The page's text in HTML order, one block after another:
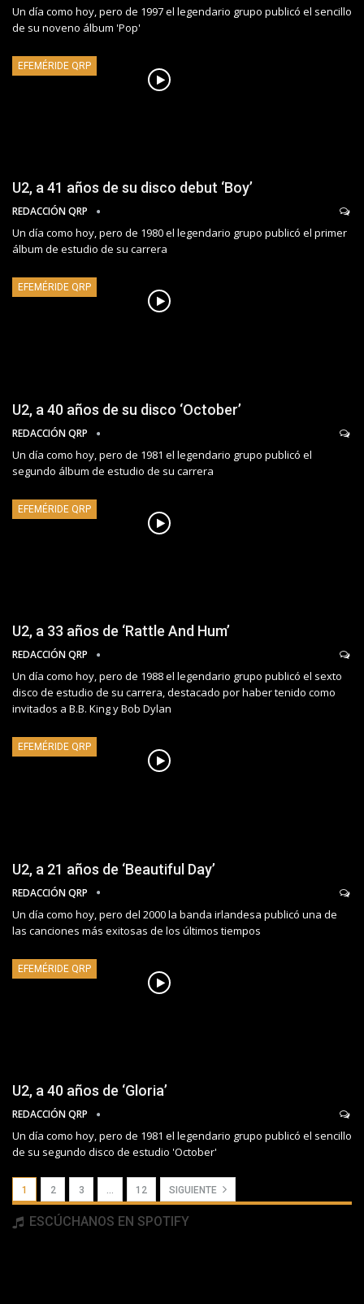
Un día como hoy, pero de 1997 el legendario grupo publicó el sencillo
de su noveno álbum 'Pop'
EFEMÉRIDE QRP
U2, a 41 años de su disco debut ‘Boy’
REDACCIÓN QRP
Un día como hoy, pero de 1980 el legendario grupo publicó el primer
álbum de estudio de su carrera
EFEMÉRIDE QRP
U2, a 40 años de su disco ‘October’
REDACCIÓN QRP
Un día como hoy, pero de 1981 el legendario grupo publicó el
segundo álbum de estudio de su carrera
EFEMÉRIDE QRP
U2, a 33 años de ‘Rattle And Hum’
REDACCIÓN QRP
Un día como hoy, pero de 1988 el legendario grupo publicó el sexto
disco de estudio de su carrera, destacado por haber tenido como
invitados a B.B. King y Bob Dylan
EFEMÉRIDE QRP
U2, a 21 años de ‘Beautiful Day’
REDACCIÓN QRP
Un día como hoy, pero del 2000 la banda irlandesa publicó una de
las canciones más exitosas de los últimos tiempos
EFEMÉRIDE QRP
U2, a 40 años de ‘Gloria’
REDACCIÓN QRP
Un día como hoy, pero de 1981 el legendario grupo publicó el sencillo
de su segundo disco de estudio 'October'
1 2 3 … 12 SIGUIENTE
ESCÚCHANOS EN SPOTIFY